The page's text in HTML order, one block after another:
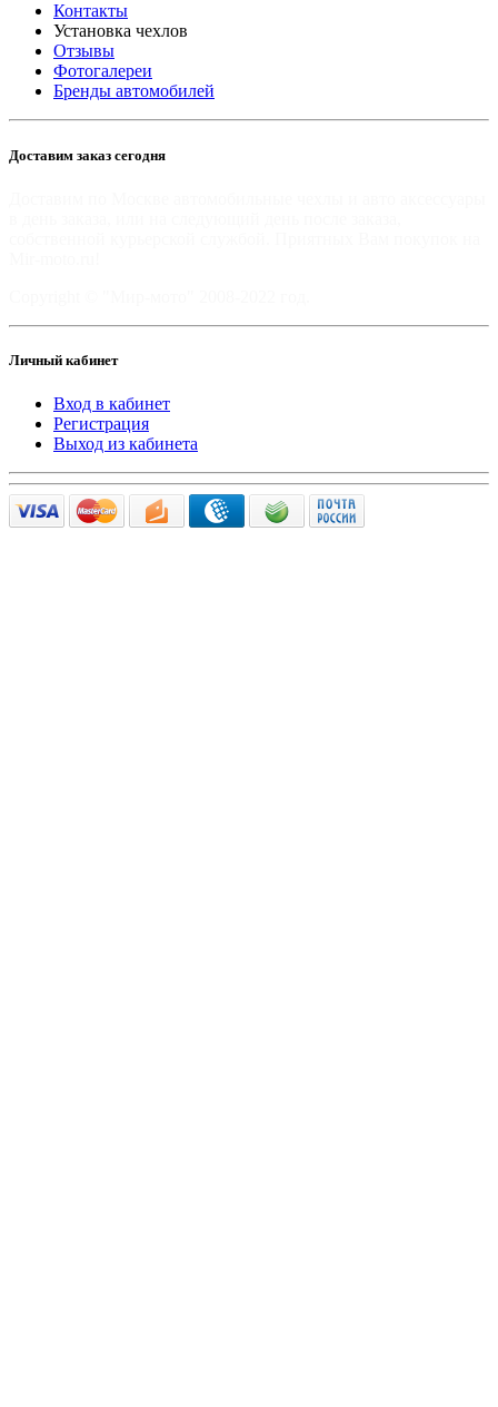
Контакты
Установка чехлов
Отзывы
Фотогалереи
Бренды автомобилей
Доставим заказ сегодня
Личный кабинет
Вход в кабинет
Регистрация
Выход из кабинета